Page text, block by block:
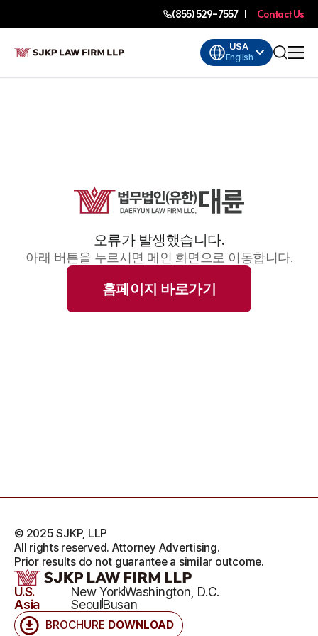
(855) 529-7557 Contact Us
USA
English
오류가 발생했습니다.
아래 버튼을 누르시면 메인 화면으로 이동합니다.
홈페이지 바로가기
BROCHURE DOWNLOAD
U.S. New YorkWashington, D.C.
Asia
SeoulBusan
© 2025 SJKP, LLP
All rights reserved. Attorney Advertising.
Prior results do not guarantee a similar outcome.